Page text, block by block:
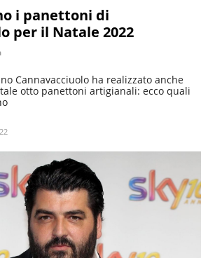
i panettoni di
per il Natale 2022
Cannavacciuolo ha realizzato anche
otto panettoni artigianali: ecco quali